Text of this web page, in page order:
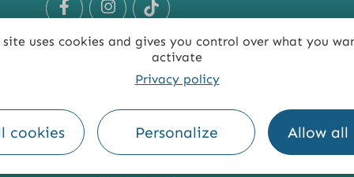
site uses cookies and gives you control over what you
activate
Privacy policy
cookies Personalize Allow all
ACCESSIBILITÉ : NON CONFORME PRESSE PRO